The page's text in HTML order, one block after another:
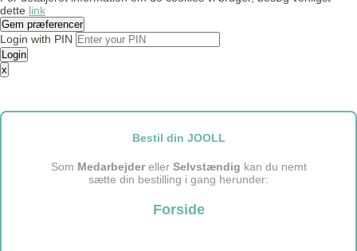
dette link
Gem præferencer
Login with PIN
Login
x
Bestil din JOOLL
Som Medarbejdereller Selvstændig kan du nemt
sætte din bestilling i gang herunder:
Forside